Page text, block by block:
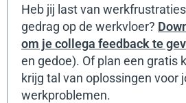
Heb jij last van
gedrag op de werkvloer?
om je collega feedback te
en gedoe). Of plan een gratis
krijg tal van oplossingen voor
werkproblemen.